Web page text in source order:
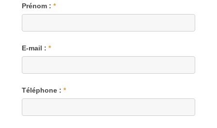
Prénom : *
E-mail : *
Téléphone : *